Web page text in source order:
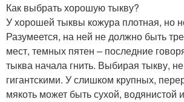
Как выбрать хорошую тыкву?
У хорошей тыквы кожура плотная, но
Разумеется, на ней не должно быть
мест, темных пятен – последние
тыква начала гнить. Выбирая тыкву, не
гигантскими. У слишком крупных,
мякоть может быть сухой, водянистой